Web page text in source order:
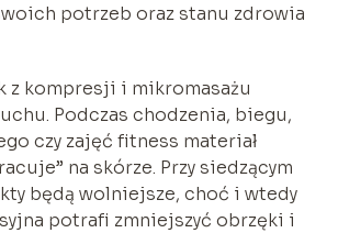
potrzeb oraz stanu zdrowia
z kompresji i mikromasażu
Podczas chodzenia, biegu,
czy zajęć fitness materiał
na skórze. Przy siedzącym
będą wolniejsze, choć i wtedy
potrafi zmniejszyć obrzęki i